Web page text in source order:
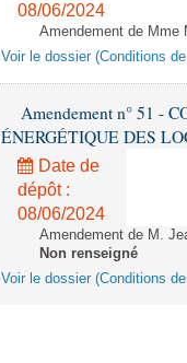
08/06/2024
Amendement de Mme
Voir le dossier (Conditions
Amendement n° 51 -
ÉNERGÉTIQUE DES
Date de
dépôt :
08/06/2024
Amendement de M.
Non renseigné
Voir le dossier (Conditions